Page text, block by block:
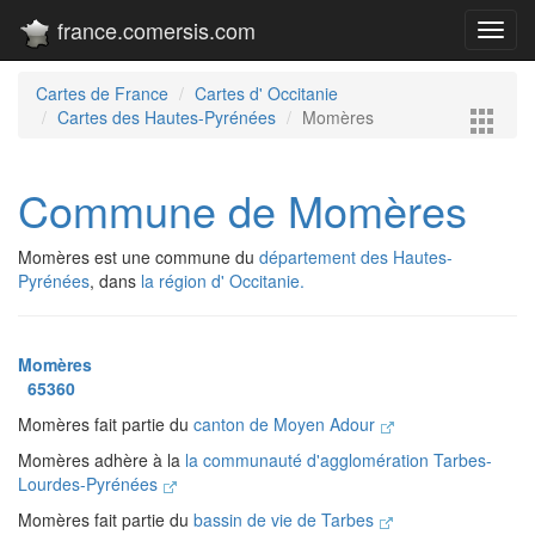
france.comersis.com
Cartes de France
Cartes d' Occitanie
Cartes des Hautes-Pyrénées
Momères
Commune de Momères
Momères est une commune du département des Hautes-
Pyrénées, dans la région d' Occitanie.
Momères
65360
Momères fait partie du canton de Moyen Adour
Momères adhère à la la communauté d'agglomération Tarbes-
Lourdes-Pyrénées
Momères fait partie du bassin de vie de Tarbes